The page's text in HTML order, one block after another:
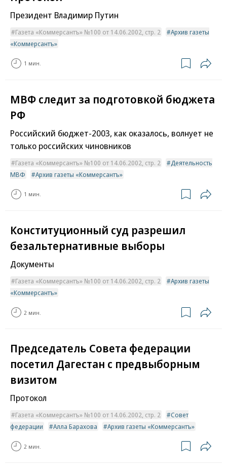
Президент Владимир Путин
Газета «Коммерсантъ» №100 от 14.06.2002, стр. 2
Архив газеты
«Коммерсантъ»
1 мин.
МВФ следит за подготовкой бюджета
РФ
Российский бюджет-2003, как оказалось, волнует не
только российских чиновников
Газета «Коммерсантъ» №100 от 14.06.2002, стр. 2
Деятельность
МВФ
Архив газеты «Коммерсантъ»
1 мин.
Конституционный суд разрешил
безальтернативные выборы
Документы
Газета «Коммерсантъ» №100 от 14.06.2002, стр. 2
Архив газеты
«Коммерсантъ»
2 мин.
Председатель Совета федерации
посетил Дагестан с предвыборным
визитом
Протокол
Газета «Коммерсантъ» №100 от 14.06.2002, стр. 2
Совет
федерации
Алла Барахова Архив газеты «Коммерсантъ»
2 мин.